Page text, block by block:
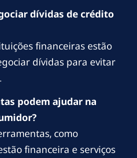
dívidas de crédito
financeiras estão
dívidas para evitar
podem ajudar na
como
financeira e serviços